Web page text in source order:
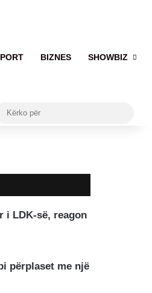
BIZNES SHOWBIZ
i LDK-së, reagon
përplaset me një